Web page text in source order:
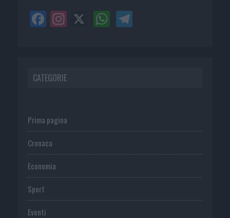
CATEGORIE
Prima pagina
Cronaca
Economia
Sport
Eventi